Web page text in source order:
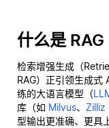
什么是 RAG
检索增强生成（
RAG）正引领生成式
练的大语言模型（
库（如 Milvus、 Zilliz
型输出更准确、更具